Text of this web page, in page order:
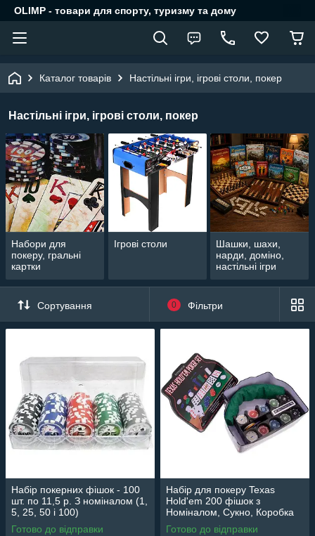
OLIMP - товари для спорту, туризму та дому
Каталог товарів Настільні ігри, ігрові столи, покер
Настільні ігри, ігрові столи, покер
Набори для
покеру, гральні
картки
Ігрові столи
Шашки, шахи,
нарди, доміно,
настільні ігри
Сортування 0 Фільтри
Набір покерних фішок - 100
шт. по 11,5 р. З номіналом (1,
5, 25, 50 і 100)
Готово до відправки
Набір для покеру Texas
Hold'em 200 фішок з
Номіналом, Сукно, Коробка
THS-153
Готово до відправки